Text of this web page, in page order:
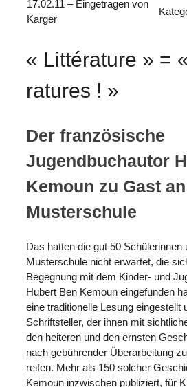
17.02.11 – Eingetragen von
Karger
« Littérature » =
ratures ! »
Der französische
Jugendbuchautor
Kemoun zu Gast
Musterschule
Das hatten die gut 50 Schülerinnen
Musterschule nicht erwartet, die
Begegnung mit dem Kinder- und
Hubert Ben Kemoun eingefunden
eine traditionelle Lesung eingestellt
Schriftsteller, der ihnen mit
den heiteren und den ernsten
nach gebührender Überarbeitung
reifen. Mehr als 150 solcher
Kemoun inzwischen publiziert, für